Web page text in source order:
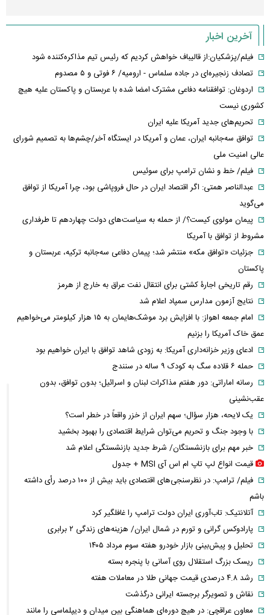
آخرین اخبار
فیلم/پزشکیان:از قالیباف خواهش کردیم که رئیس تیم مذاکره‌کننده شود
تصادف زنجیره‌ای در جاده سلماس - ارومیه/ ۶ فوتی و ۵ مصدوم
اردوغان: توافقنامه دفاعی مشترک امضا شده با عربستان و پاکستان علیه هیچ
کشوری نیست
تحریم‌های جدید آمریکا علیه ایران
توافق سه‌جانبه ایران، عمان و آمریکا در ایستگاه آخر/چشم‌ها به تصمیم شورای
عالی امنیت ملی
فیلم/ خط و نشان ترامپ برای سوئیس
عبدالناصر همتی: اگر اقتصاد ایران در حال فروپاشی بود، چرا آمریکا از توافق
می‌گوید
پیمان مولوی کیست؟/ از حمله به سیاست‌های دولت چهاردهم تا طرفداری
مشروط از توافق با آمریکا
جزئیات «توافق مکه» منتشر شد؛ پیمان دفاعی سه‌جانبه ترکیه، عربستان و
پاکستان
رقم تاریخی اجارۀ کشتی برای انتقال نفت عراق به خارج از هرمز
نتایج آزمون مدارس سمپاد اعلام شد
امام‌ جمعه اهواز: با افزایش برد موشک‌هایمان به ۱۵ هزار کیلومتر می‌خواهیم
عمق خاک آمریکا را بزنیم
ادعای وزیر خزانه‌داری آمریکا: به زودی شاهد توافق با ایران خواهیم بود
حمله ۶ قلاده سگ به کودک ۹ ساله در سنندج
رسانه اماراتی: دور هفتم مذاکرات لبنان و اسرائیل؛ بدون توافق، بدون
عقب‌نشینی
یک لایحه، هزار سؤال؛ سهم ایران از خزر واقعاً در خطر است؟
با وجود جنگ و تحریم می‌توان شرایط اقتصادی را بهبود بخشید
خبر مهم برای بازنشستگان/ شرط جدید بازنشستگی اعلام شد
قیمت انواع لپ تاپ ام اس آی MSI + جدول
فیلم/ ترامپ: در نظرسنجی‌های اقتصادی باید بیش از ۱۰۰ درصد رأی داشته
باشم
آتلانتیک: تاب‌آوری ایران دولت ترامپ را غافلگیر کرد
پارادوکس گرانی و تورم در شمال ایران/ هزینه‌های زندگی ۲ برابری
تحلیل و پیش‌بینی بازار خودرو هفته سوم مرداد ۱۴۰۵
ریسک بزرگ استقلال روی آسانی با پنجره بسته
رشد ۴.۸ درصدی قیمت جهانی طلا در معاملات هفته
نقاش و تصویرگر برجسته ایرانی درگذشت
معاون عراقچی: در هیچ دوره‌ای هماهنگی بین میدان و دیپلماسی را مانند